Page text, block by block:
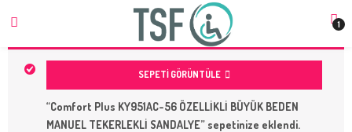
1
SEPETI GÖRÜNTÜLE
“Comfort Plus KY951AC-56 ÖZELLİKLİ BÜYÜK BEDEN
MANUEL TEKERLEKLİ SANDALYE” sepetinize eklendi.